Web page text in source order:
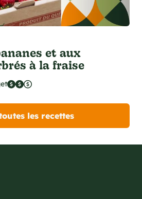
et aux
à la fraise
les recettes